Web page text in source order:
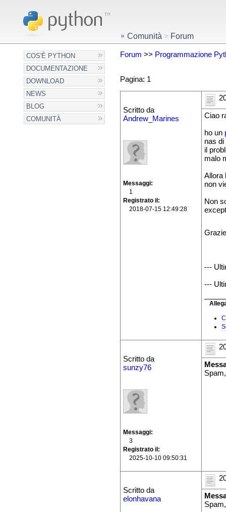
COS'È PYTHON
DOCUMENTAZIONE
DOWNLOAD
NEWS
BLOG
COMUNITÀ
Comunità > Forum
Forum >> Programmazione
Pagina: 1
Scritto da
Andrew_Marines
Messaggi
1
Registrato il
2018-07-15 12:49:28
Ciao
ho un
nas
il
malo
Allora
non
Non
---
---
Scritto da
sunzy76
Messaggi
3
Registrato il
2025-10-10 09:50:31
Scritto da
elonhavana